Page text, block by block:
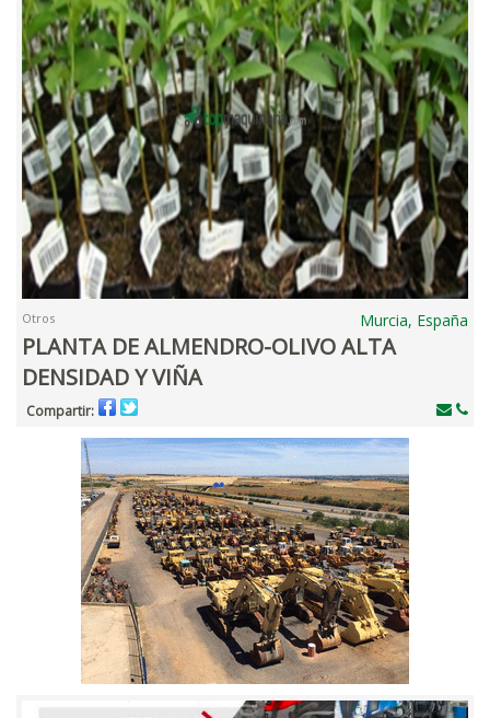
Otros Murcia, España
PLANTA DE ALMENDRO-OLIVO ALTA
DENSIDAD Y VIÑA
Compartir: